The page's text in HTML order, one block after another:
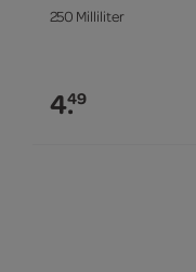
250 Milliliter
4.49